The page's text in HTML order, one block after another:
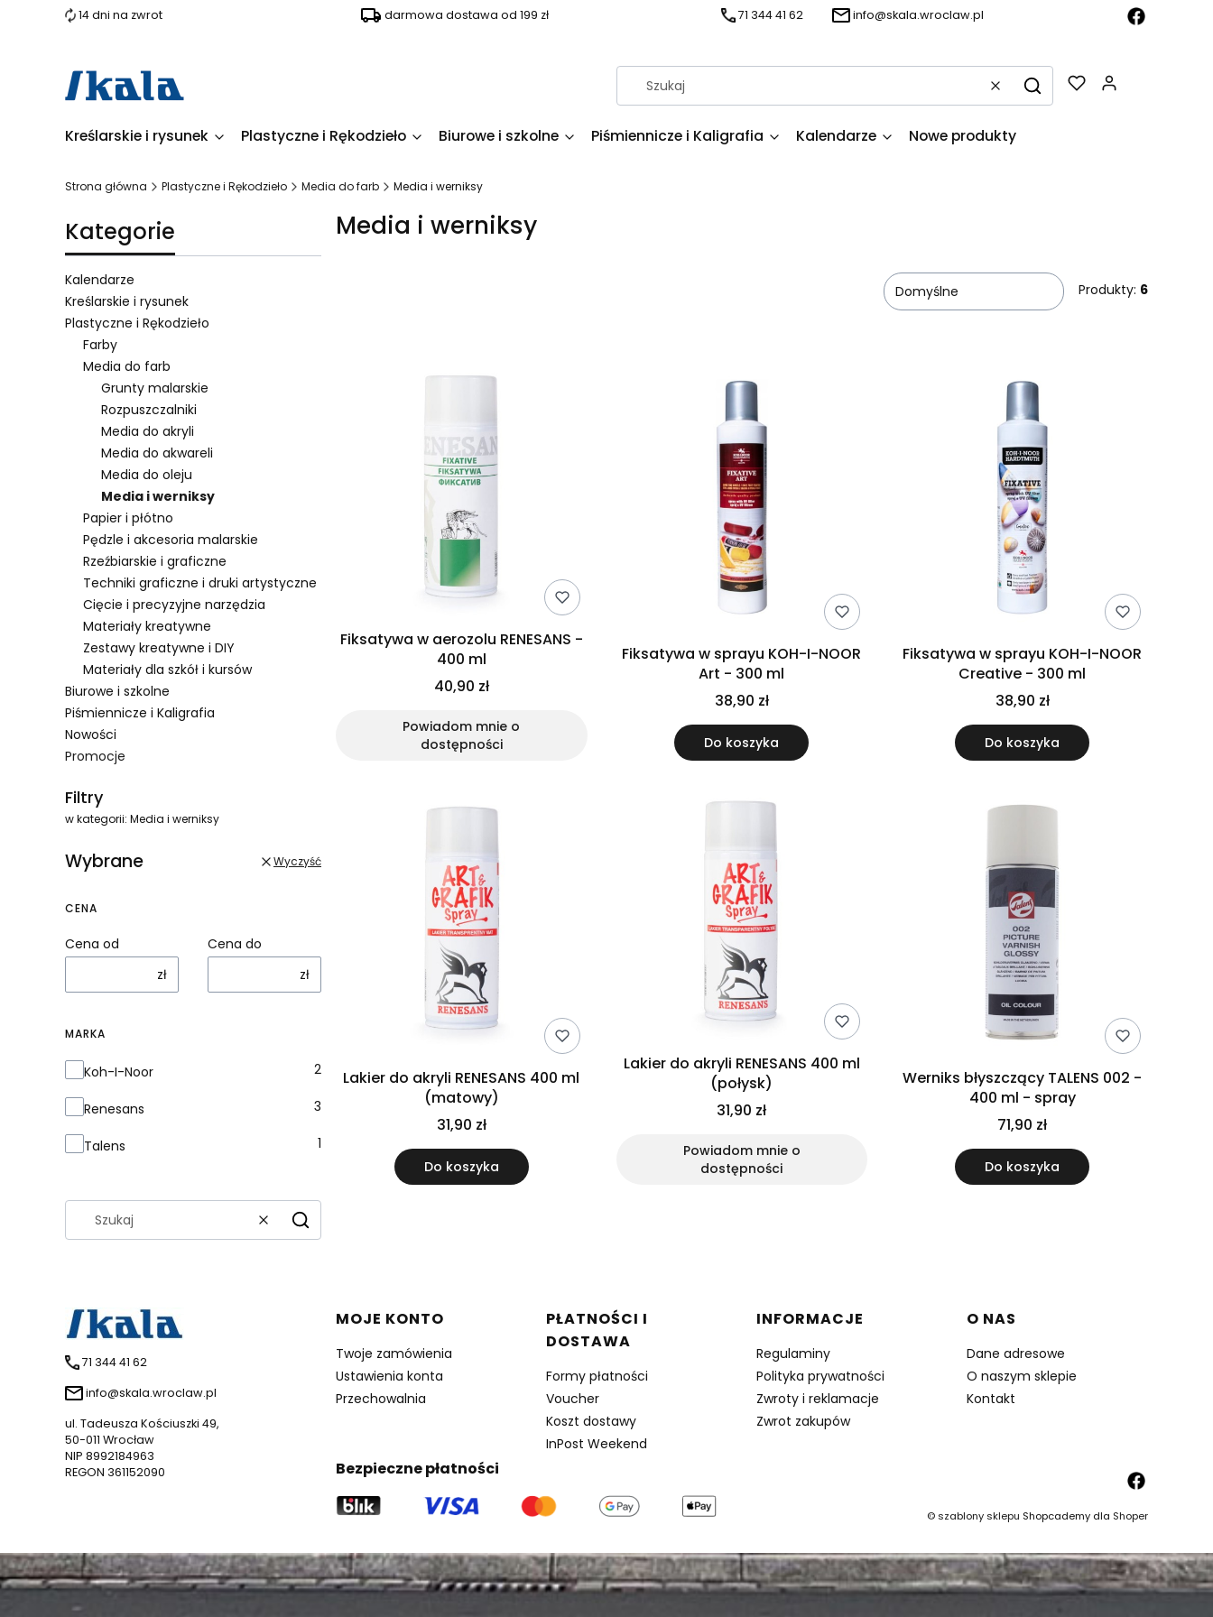
14 dni na zwrot darmowa dostawa od 199 zł 71 344 41 62 info@skala.wroclaw.pl
WyczyśćSzukaj
Kreślarskie i rysunek Plastyczne i Rękodzieło Biurowe i szkolne Piśmiennicze i Kaligrafia Kalendarze Nowe produkty
Strona główna Plastyczne i Rękodzieło Media do farb Media i werniksy
Kategorie
Kalendarze
Kreślarskie i rysunek
Plastyczne i Rękodzieło
Farby
Media do farb
Grunty malarskie
Rozpuszczalniki
Media do akryli
Media do akwareli
Media do oleju
Media i werniksy
Papier i płótno
Pędzle i akcesoria malarskie
Rzeźbiarskie i graficzne
Techniki graficzne i druki artystyczne
Cięcie i precyzyjne narzędzia
Materiały kreatywne
Zestawy kreatywne i DIY
Materiały dla szkół i kursów
Biurowe i szkolne
Piśmiennicze i Kaligrafia
Nowości
Promocje
Filtry
w kategorii: Media i werniksy
Wybrane Wyczyść
CENA
Cena od
zł
Cena do
zł
MARKA
Marka
Koh-I-Noor 2
Renesans 3
Talens 1
WyczyśćSzukaj
Media i werniksy
Domyślne Produkty: 6
Fiksatywa w aerozolu RENESANS -
400 ml
40,90 zł
Powiadom mnie o
dostępności
Fiksatywa w sprayu KOH-I-NOOR
Art - 300 ml
38,90 zł
Do koszyka
Fiksatywa w sprayu KOH-I-NOOR
Creative - 300 ml
38,90 zł
Do koszyka
Lakier do akryli RENESANS 400 ml
(matowy)
31,90 zł
Do koszyka
Lakier do akryli RENESANS 400 ml
(połysk)
31,90 zł
Powiadom mnie o
dostępności
Werniks błyszczący TALENS 002 -
400 ml - spray
71,90 zł
Do koszyka
71 344 41 62
info@skala.wroclaw.pl
ul. Tadeusza Kościuszki 49,
50-011 Wrocław
NIP 8992184963
REGON 361152090
Linki w stopce
MOJE KONTO
Twoje zamówienia
Ustawienia konta
Przechowalnia
PŁATNOŚCI I
DOSTAWA
Formy płatności
Voucher
Koszt dostawy
InPost Weekend
INFORMACJE
Regulaminy
Polityka prywatności
Zwroty i reklamacje
Zwrot zakupów
O NAS
Dane adresowe
O naszym sklepie
Kontakt
Bezpieczne płatności
©szablony sklepu Shopcademy dla Shoper